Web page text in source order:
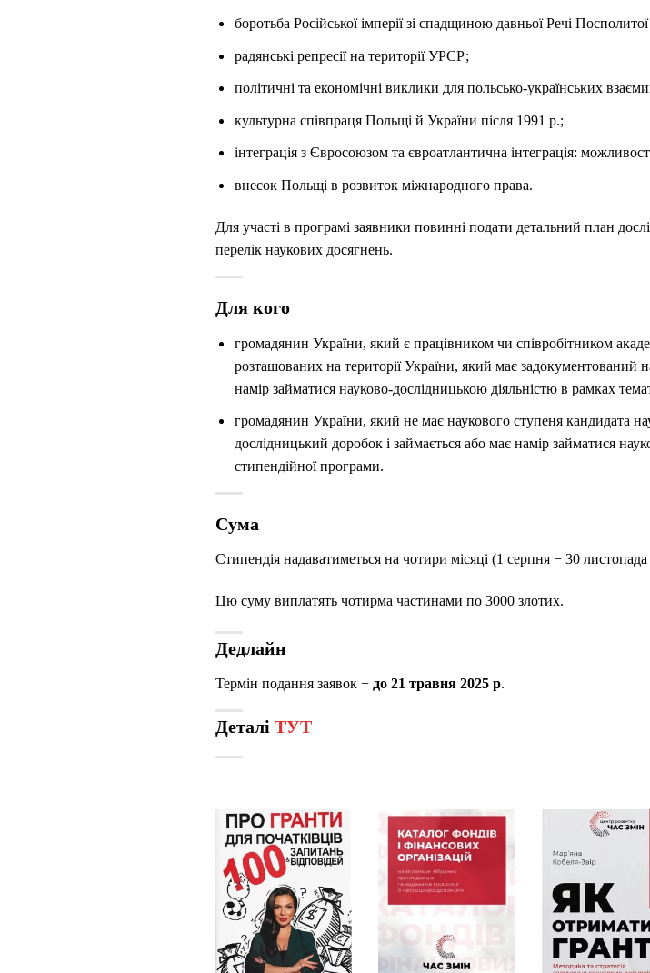
боротьба Російської імперії зі спадщиною давньої Речі
радянські репресії на території УРСР;
політичні та економічні виклики для польсько-українських
культурна співпраця Польщі й України після 1991 р.;
інтеграція з Євросоюзом та євроатлантична інтеграція:
внесок Польщі в розвиток міжнародного права.
Для участі в програмі заявники повинні подати детальний план
перелік наукових досягнень.
Для кого
громадянин України, який є працівником чи співробітником
розташованих на території України, який має задокументований
намір займатися науково-дослідницькою діяльністю в рамках
громадянин України, який не має наукового ступеня кандидата
дослідницький доробок i займається або має намір займатися
стипендійної програми.
Сума
Стипендія надаватиметься на чотири місяці (1 серпня − 30
Цю суму виплатять чотирма частинами по 3000 злотих.
Дедлайн
Термін подання заявок − до 21 травня 2025 р.
Деталі ТУТ